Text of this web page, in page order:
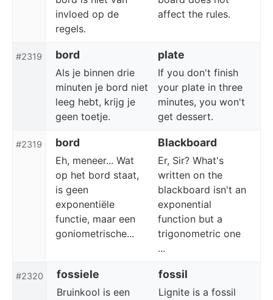
invloed op de
regels.
affect the rules.
#2319 bord plate
Als je binnen drie
minuten je bord niet
leeg hebt, krijg je
geen toetje.
If you don't finish
your plate in three
minutes, you won't
get dessert.
#2319 bord Blackboard
Eh, meneer... Wat
op het bord staat,
is geen
exponentiële
functie, maar een
goniometrische...
Er, Sir? What's
written on the
blackboard isn't an
exponential
function but a
trigonometric one
...
#2320 fossiele fossil
Bruinkool is een
Lignite is a fossil